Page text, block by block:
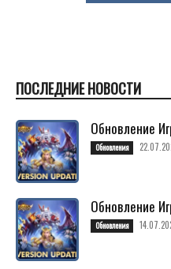
ПОСЛЕДНИЕ НОВОСТИ
Обновление
Обновления
Обновление
Обновления